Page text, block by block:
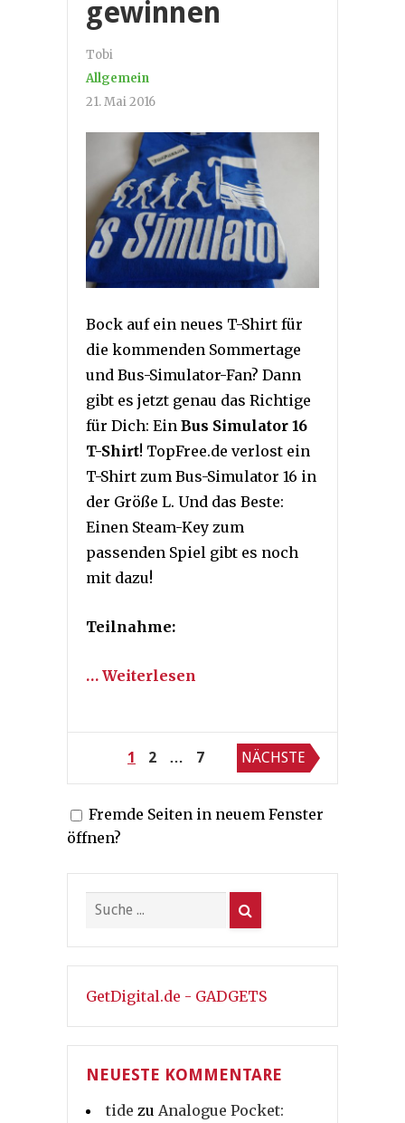
gewinnen
Tobi
Allgemein
21. Mai 2016
Bock auf ein neues T-Shirt für
die kommenden Sommertage
und Bus-Simulator-Fan? Dann
gibt es jetzt genau das Richtige
für Dich: Ein Bus Simulator 16
T-Shirt! TopFree.de verlost ein
T-Shirt zum Bus-Simulator 16 in
der Größe L. Und das Beste:
Einen Steam-Key zum
passenden Spiel gibt es noch
mit dazu!
Teilnahme:
… Weiterlesen
Seitennummerierung
der
Beiträge
1 2 … 7 NÄCHSTE
Fremde Seiten in neuem Fenster
öffnen?
GetDigital.de - GADGETS
NEUESTE KOMMENTARE
tide zu Analogue Pocket: